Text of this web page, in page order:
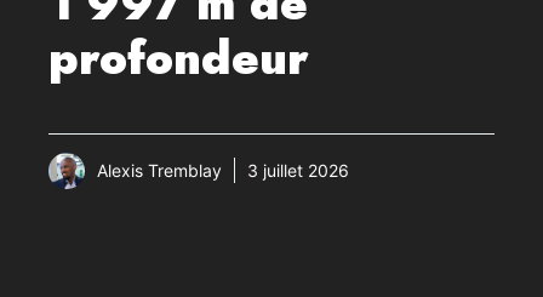
profondeur
Alexis Tremblay 3 juillet 2026